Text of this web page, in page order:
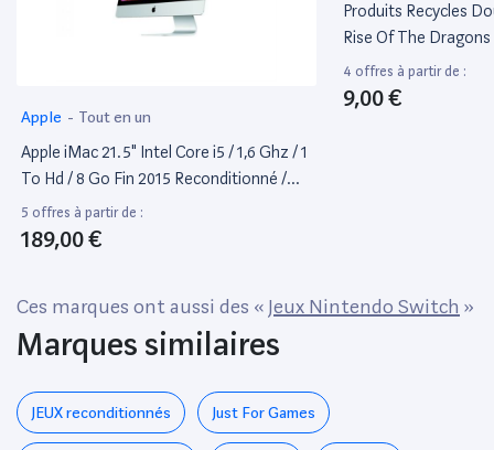
Apple - Tout en un
Apple iMac 21.5" Intel Core i5 / 1,6 Ghz / 1
To Hd / 8 Go Fin 2015 Reconditionné /
Occasion
5 offres à partir de :
189,00 €
Produits Recycles
Rise Of The
4 offres à partir de :
9,00 €
Ces marques ont aussi des « Jeux Nintendo Switch »
Marques similaires
JEUX reconditionnés Just For Games